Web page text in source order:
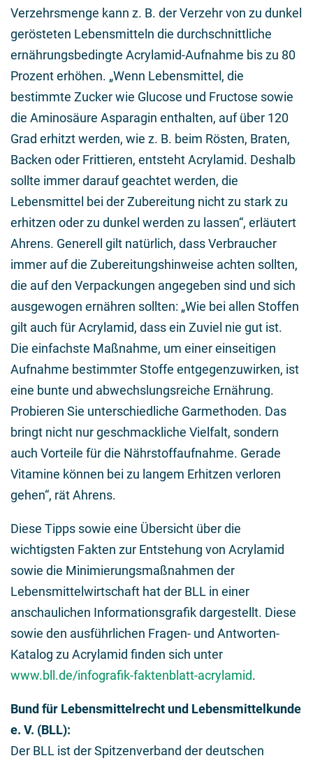
Verzehrsmenge kann z. B. der Verzehr von zu dunkel
gerösteten Lebensmitteln die durchschnittliche
ernährungsbedingte Acrylamid-Aufnahme bis zu 80
Prozent erhöhen. „Wenn Lebensmittel, die
bestimmte Zucker wie Glucose und Fructose sowie
die Aminosäure Asparagin enthalten, auf über 120
Grad erhitzt werden, wie z. B. beim Rösten, Braten,
Backen oder Frittieren, entsteht Acrylamid. Deshalb
sollte immer darauf geachtet werden, die
Lebensmittel bei der Zubereitung nicht zu stark zu
erhitzen oder zu dunkel werden zu lassen“, erläutert
Ahrens. Generell gilt natürlich, dass Verbraucher
immer auf die Zubereitungshinweise achten sollten,
die auf den Verpackungen angegeben sind und sich
ausgewogen ernähren sollten: „Wie bei allen Stoffen
gilt auch für Acrylamid, dass ein Zuviel nie gut ist.
Die einfachste Maßnahme, um einer einseitigen
Aufnahme bestimmter Stoffe entgegenzuwirken, ist
eine bunte und abwechslungsreiche Ernährung.
Probieren Sie unterschiedliche Garmethoden. Das
bringt nicht nur geschmackliche Vielfalt, sondern
auch Vorteile für die Nährstoffaufnahme. Gerade
Vitamine können bei zu langem Erhitzen verloren
gehen“, rät Ahrens.
Diese Tipps sowie eine Übersicht über die
wichtigsten Fakten zur Entstehung von Acrylamid
sowie die Minimierungsmaßnahmen der
Lebensmittelwirtschaft hat der BLL in einer
anschaulichen Informationsgrafik dargestellt. Diese
sowie den ausführlichen Fragen- und Antworten-
Katalog zu Acrylamid finden sich unter
www.bll.de/infografik-faktenblatt-acrylamid.
Bund für Lebensmittelrecht und Lebensmittelkunde
e. V. (BLL):
Der BLL ist der Spitzenverband der deutschen